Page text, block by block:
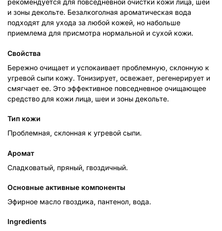
рекомендуется для повседневной очистки кожи лица, шеи
и зоны декольте. Безалкоголная ароматическая вода
подходят для ухода за любой кожей, но набольше
приемлема для присмотра нормальной и сухой кожи.
Свойства
Бережно очищает и успокаивает проблемную, склонную к
угревой сыпи кожу. Тонизирует, освежает, регенерирует и
смягчает ее. Это эффективное повседневное очищающее
средство для кожи лица, шеи и зоны декольте.
Тип кожи
Проблемная, склонная к угревой сыпи.
Аромат
Сладковатый, пряный, гвоздичный.
Основные активные компоненты
Эфирное масло гвоздика, пантенол, вода.
Ingredients